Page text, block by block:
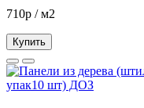
710р / м2
Купить